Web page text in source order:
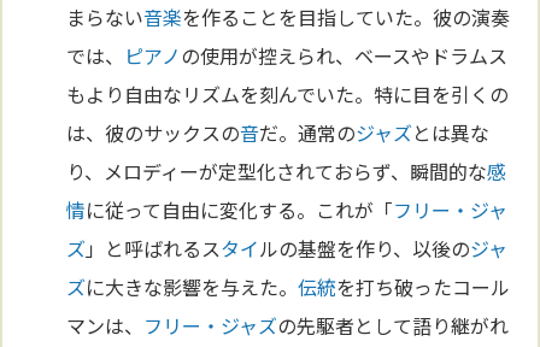
まらない音楽を作ることを目指していた。彼の演奏
では、 ピアノの使用が控えられ、ベースやドラムス
もより自由なリズムを刻んでいた。特に目を引くの
は、彼のサックスの音だ。通常のジャズとは異な
り、メロディーが定型化されておらず、瞬間的な感
情に従って自由に変化する。これが「フリー・ジャ
ズ 」と呼ばれるスタイルの基盤を作り、以後のジャ
ズに大きな影響を与えた。伝統を打ち破ったコール
マンは、 フリー・ジャズの先駆者として語り継がれ